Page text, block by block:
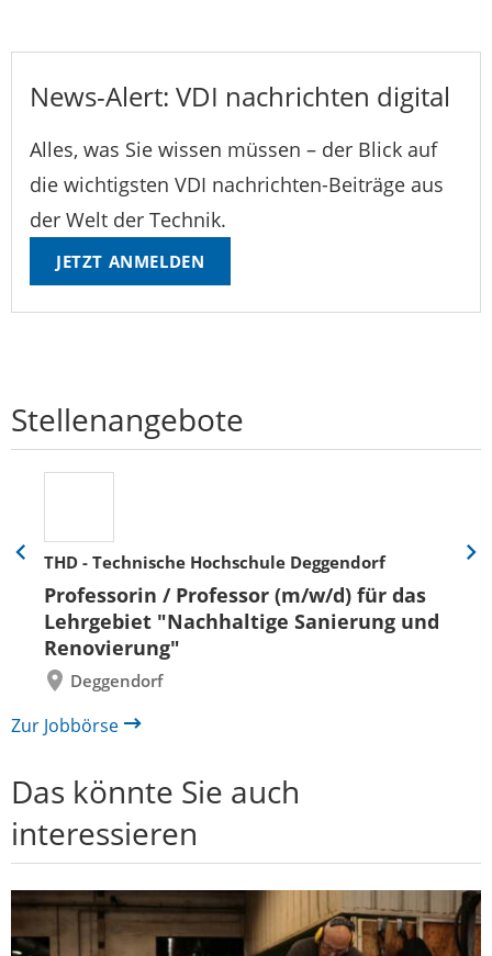
News-Alert: VDI nachrichten digital
Alles, was Sie wissen müssen – der Blick auf
die wichtigsten VDI nachrichten-Beiträge aus
der Welt der Technik.
JETZT ANMELDEN
Stellenangebote
THD - Technische Hochschule Deggendorf
Professorin / Professor (m/w/d) für das
Lehrgebiet "Nachhaltige Sanierung und
Renovierung"
Deggendorf
Eine
zurück
Eine
Zur Jobbörse
Das könnte Sie auch
interessieren